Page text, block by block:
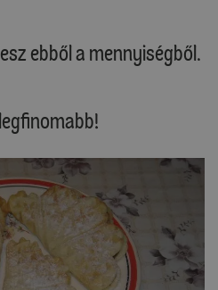
ebből a mennyiségből.